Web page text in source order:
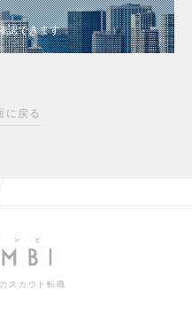
認できます
に戻る
スカウト転職